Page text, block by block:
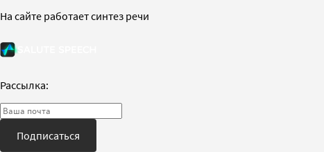
На сайте работает синтез речи
Рассылка:
Подписаться